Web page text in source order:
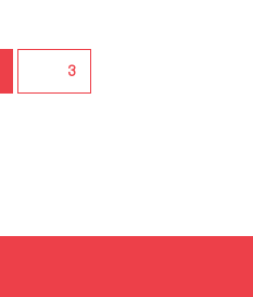
3